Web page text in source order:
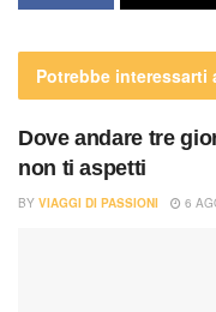
Potrebbe interessarti
Dove andare tre
non ti aspetti
BY VIAGGI DI PASSIONI 6